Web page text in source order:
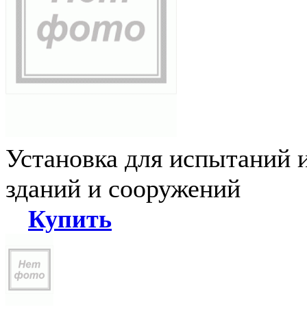
Установка для испытаний
зданий и сооружений
Купить